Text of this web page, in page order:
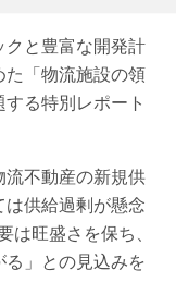
と豊富な開発計
「物流施設の領
る特別レポート
不動産の新規供
供給過剰が懸念
旺盛さを保ち、
」との見込みを